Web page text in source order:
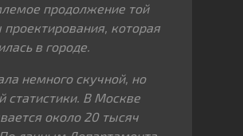
продолжение той
которая
в городе.
немного скучной, но
статистики. В Москве
около 20 тысяч